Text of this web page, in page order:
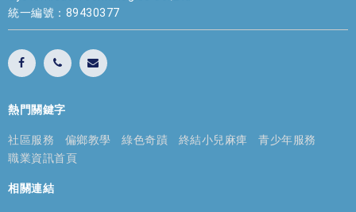
統一編號：89430377
熱門關鍵字
社區服務 偏鄉教學 綠色奇蹟 終結小兒麻痺
青少年服務
職業資訊首頁
相關連結